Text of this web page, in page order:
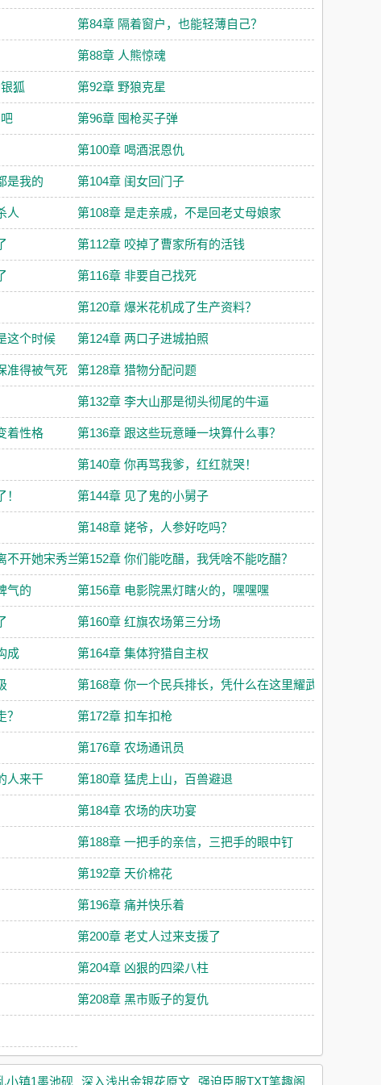
第84章 隔着窗户，也能轻薄自己？
第88章 人熊惊魂
狐 第92章 野狼克星
第96章 囤枪买子弹
第100章 喝酒泯恩仇
是我的 第104章 闺女回门子
人 第108章 是走亲戚，不是回老丈母娘家
第112章 咬掉了曹家所有的活钱
第116章 非要自己找死
第120章 爆米花机成了生产资料？
这个时候 第124章 两口子进城拍照
准得被气死 第128章 猎物分配问题
第132章 李大山那是彻头彻尾的牛逼
着性格 第136章 跟这些玩意睡一块算什么事？
第140章 你再骂我爹，红红就哭！
第144章 见了鬼的小舅子
第148章 姥爷，人参好吃吗？
不开她宋秀兰第152章 你们能吃醋，我凭啥不能吃醋？
气的 第156章 电影院黑灯瞎火的，嘿嘿嘿
第160章 红旗农场第三分场
成 第164章 集体狩猎自主权
第168章 你一个民兵排长，凭什么在这里耀武扬威！
第172章 扣车扣枪
第176章 农场通讯员
人来干 第180章 猛虎上山，百兽避退
第184章 农场的庆功宴
第188章 一把手的亲信，三把手的眼中钉
第192章 天价棉花
第196章 痛并快乐着
第200章 老丈人过来支援了
第204章 凶狠的四梁八柱
第208章 黑市贩子的复仇
小镇1墨池砚 深入浅出金银花原文 强迫臣服TXT笔趣阁